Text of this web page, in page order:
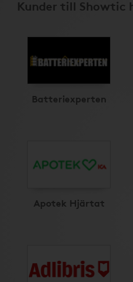
Kunder till Showtic
Batteriexperten
Apotek Hjärtat